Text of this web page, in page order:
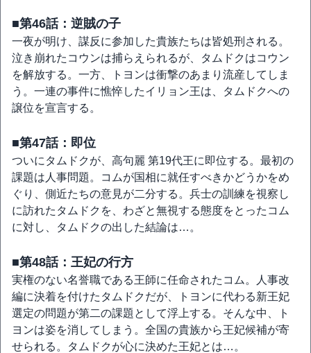
■第46話：逆賊の子
一夜が明け、謀反に参加した貴族たちは皆処刑される。
泣き崩れたコウンは捕らえられるが、タムドクはコウン
を解放する。一方、トヨンは衝撃のあまり流産してしま
う。一連の事件に憔悴したイリョン王は、タムドクへの
譲位を宣言する。
■第47話：即位
ついにタムドクが、高句麗 第19代王に即位する。最初の
課題は人事問題。コムが国相に就任すべきかどうかをめ
ぐり、側近たちの意見が二分する。兵士の訓練を視察し
に訪れたタムドクを、わざと無視する態度をとったコム
に対し、タムドクの出した結論は…。
■第48話：王妃の行方
実権のない名誉職である王師に任命されたコム。人事改
編に決着を付けたタムドクだが、トヨンに代わる新王妃
選定の問題が第二の課題として浮上する。そんな中、ト
ヨンは姿を消してしまう。全国の貴族から王妃候補が寄
せられる。タムドクが心に決めた王妃とは…。